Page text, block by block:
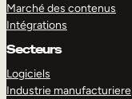
Marché des contenus
Intégrations
Secteurs
Logiciels
Industrie manufacturiere